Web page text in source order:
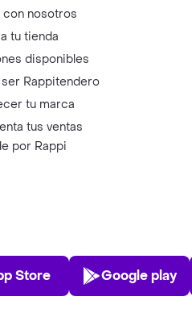
con nosotros
tu tienda
disponibles
Rappitendero
tu marca
tus ventas
por Rappi
App Store
Store
Play Store
Google play